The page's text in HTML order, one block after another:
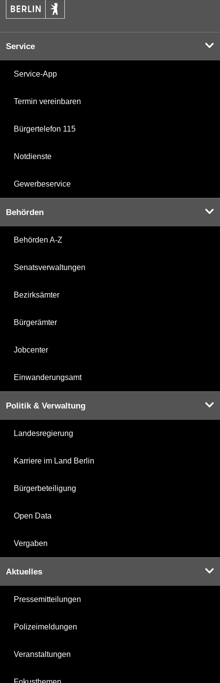
Service
Service-App
Termin vereinbaren
Bürgertelefon 115
Notdienste
Gewerbeservice
Behörden
Behörden A-Z
Senatsverwaltungen
Bezirksämter
Bürgerämter
Jobcenter
Einwanderungsamt
Politik & Verwaltung
Landesregierung
Karriere im Land Berlin
Bürgerbeteiligung
Open Data
Vergaben
Aktuelles
Pressemitteilungen
Polizeimeldungen
Veranstaltungen